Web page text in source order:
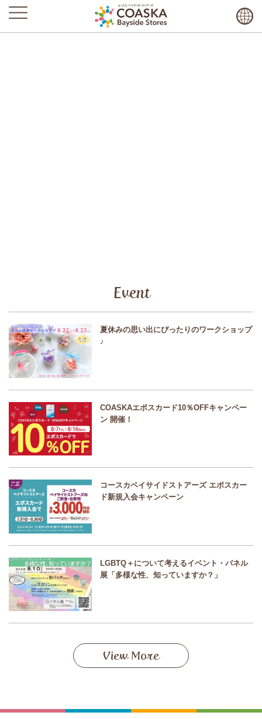
Event
夏休みの思い出にぴったりのワークショップ
♪
COASKAエポスカード10％OFFキャンペー
ン 開催！
コースカベイサイドストアーズ エポスカー
ド新規入会キャンペーン
LGBTQ＋について考えるイベント・パネル
展「多様な性、知っていますか？」
View More